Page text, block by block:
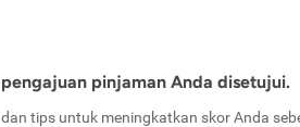
pinjaman Anda disetujui.
tips untuk meningkatkan skor Anda